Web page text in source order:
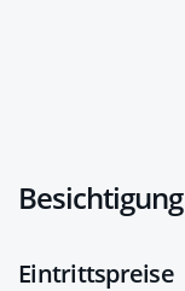
Besichtigung
Eintrittspreise